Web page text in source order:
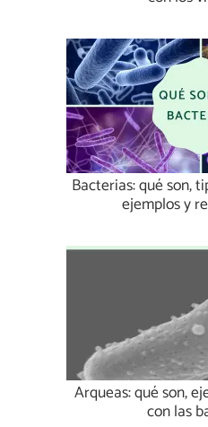
Bacterias: qué son,
ejemplos y
Arqueas: qué son,
con las